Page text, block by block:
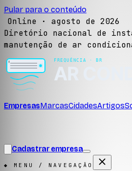
Pular para o conteúdo
Online · agosto de 2026
Diretório nacional de
manutenção de ar
EmpresasMarcasCidadesArtigos
Cadastrar empresa
◆ MENU / NAVEGAÇÃO